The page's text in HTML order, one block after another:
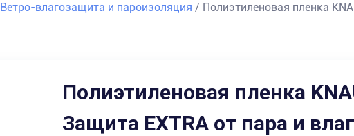
Ветро-влагозащита и пароизоляция / Полиэтиленовая пленка
Полиэтиленовая пленка
Защита EXTRA от пара и